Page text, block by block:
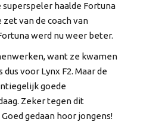
haalde Fortuna
van de coach van
werd nu weer beter.
want ze kwamen
voor Lynx F2. Maar de
goede
Zeker tegen dit
gedaan hoor jongens!